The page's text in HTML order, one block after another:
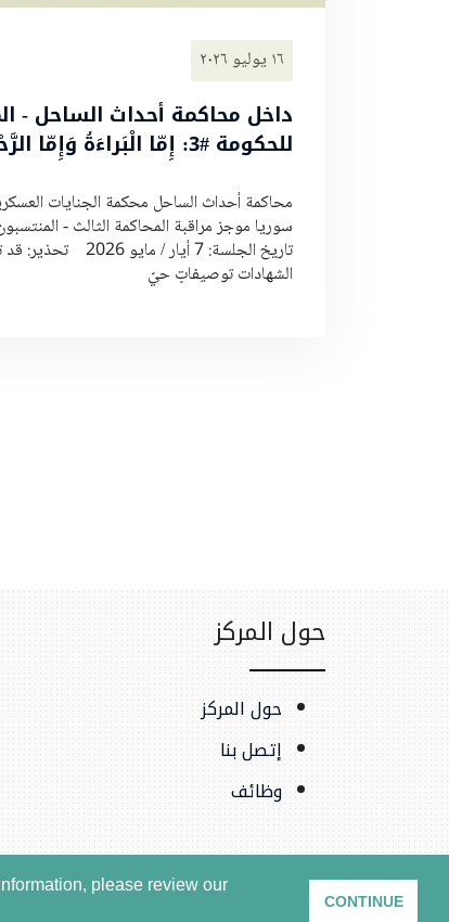
please review our
CONTINUE
١٦ يوليو ٢٠٢٦
داخل محاكمة أحداث الساحل -
للحكومة #3: إِمّا الْبَراءَةُ وَإِمّا الرَّحْمَة
محاكمة أحداث الساحل محكمة الجنايات
سوريا موجز مراقبة المحاكمة الثالث -
تاريخ الجلسة: 7 أيار /
الشهادات توصيفاتٍ حيّ
حول المركز
حول المركز
إتصل بنا
وظائف